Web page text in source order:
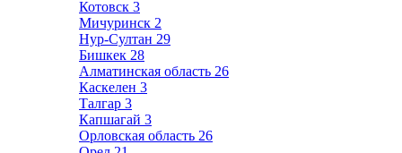
Котовск 3
Мичуринск 2
Нур-Султан 29
Бишкек 28
Алматинская область 26
Каскелен 3
Талгар 3
Капшагай 3
Орловская область 26